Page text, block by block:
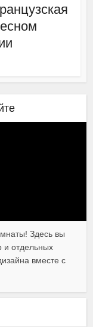
Здесь вы
и отдельных
вместе с